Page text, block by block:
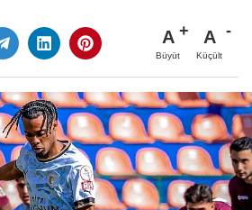
A
Büyüt
A
Küçült